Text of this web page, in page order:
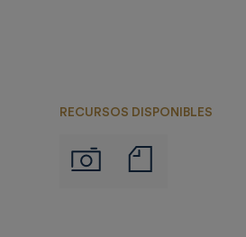
RECURSOS DISPONIBLES
Imágenes
de